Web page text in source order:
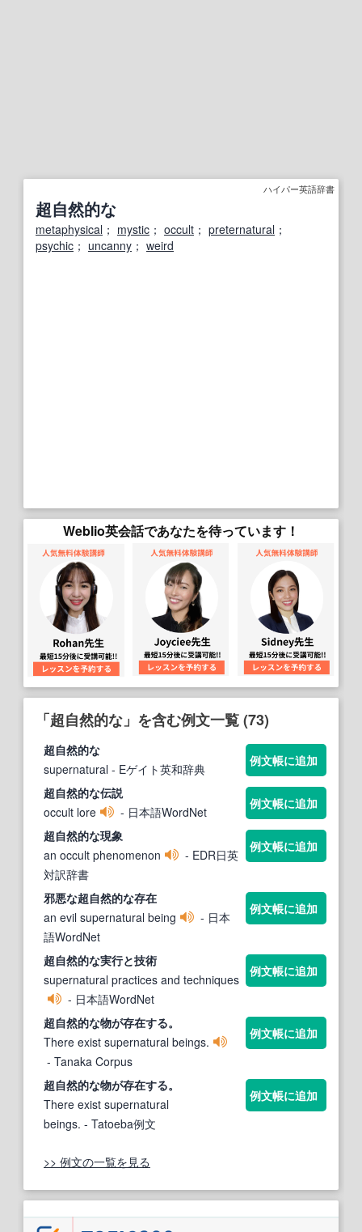
ハイパー英語辞書
超自然的な
metaphysical ； mystic ； occult ； preternatural ；
psychic ； uncanny ； weird
Weblio英会話であなたを待っています！
「超自然的な」を含む例文一覧 (73)
超自然的な
supernatural - Eゲイト英和辞典
例文帳に追加
超自然的な伝説
occult lore
- 日本語WordNet
例文帳に追加
超自然的な現象
an occult phenomenon
- EDR日英
対訳辞書
例文帳に追加
邪悪な超自然的な存在
an evil supernatural being
- 日本
語WordNet
例文帳に追加
超自然的な実行と技術
supernatural practices and techniques
- 日本語WordNet
例文帳に追加
超自然的な物が存在する。
There exist supernatural beings.
- Tanaka Corpus
例文帳に追加
超自然的な物が存在する。
There exist supernatural
beings. - Tatoeba例文
例文帳に追加
>> 例文の一覧を見る